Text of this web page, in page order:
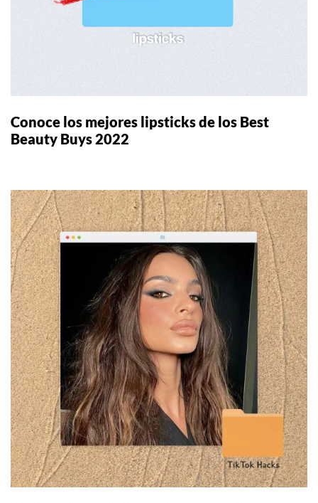
Conoce los mejores lipsticks de los Best
Beauty Buys 2022